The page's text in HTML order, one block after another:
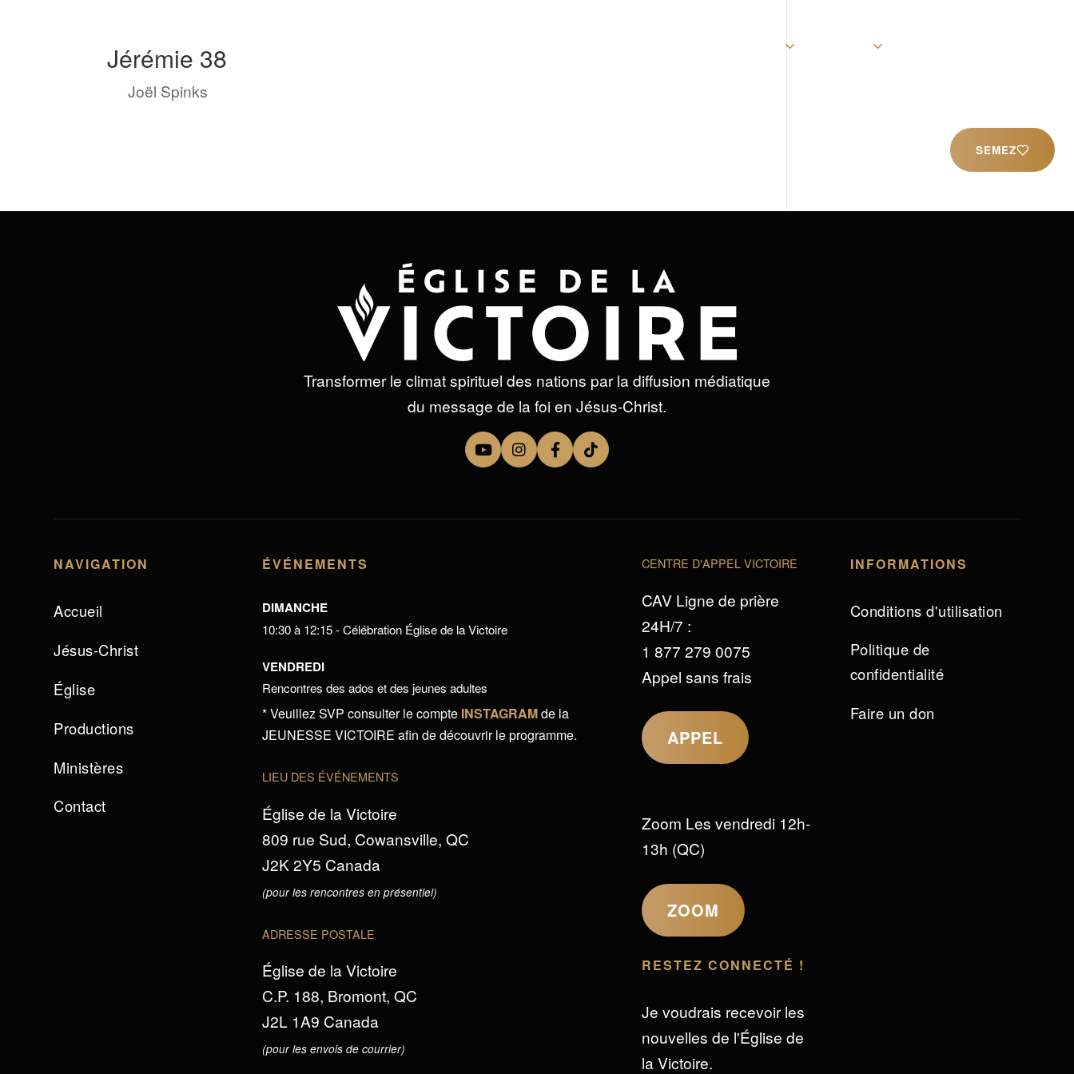
SEMEZ
Jérémie 38
byJoël Spinks
Transformer le climat spirituel des nations par la diffusion médiatique
du message de la foi en Jésus-Christ.
NAVIGATION
Accueil
Jésus-Christ
Église
Productions
Ministères
Contact
ÉVÉNEMENTS
DIMANCHE
10:30 à 12:15 - Célébration Église de la Victoire
VENDREDI
Rencontres des ados et des jeunes adultes
* Veuillez SVP consulter le compte INSTAGRAMde la
JEUNESSE VICTOIRE afin de découvrir le programme.
LIEU DES ÉVÉNEMENTS
Église de la Victoire
809 rue Sud, Cowansville, QC
J2K 2Y5 Canada
(pour les rencontres en présentiel)
ADRESSE POSTALE
Église de la Victoire
C.P. 188, Bromont, QC
J2L 1A9 Canada
(pour les envois de courrier)
CENTRE D'APPEL VICTOIRE
CAV Ligne de prière
24H/7 :
1 877 279 0075
Appel sans frais
APPEL
Zoom Les vendredi 12h-
13h (QC)
ZOOM
RESTEZ CONNECTÉ !
Je voudrais recevoir les
nouvelles de l'Église de
la Victoire.
INFORMATIONS
Conditions d'utilisation
Politique de
confidentialité
Faire un don